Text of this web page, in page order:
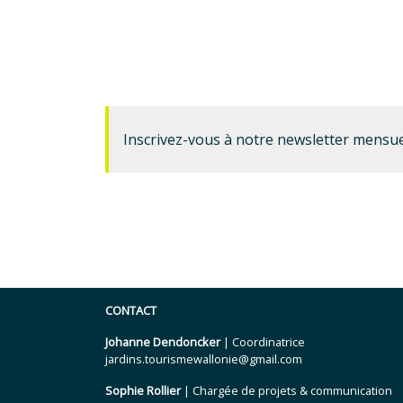
Inscrivez-vous à notre newsletter
CONTACT
Johanne Dendoncker| Coordinatrice
jardins.tourismewallonie@gmail.com
Sophie Rollier| Chargée de projets & communication